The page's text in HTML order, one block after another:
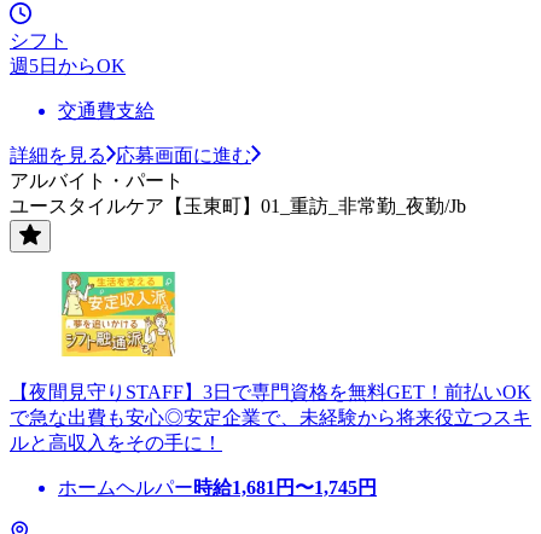
シフト
週5日からOK
交通費支給
詳細を見る
応募画面に進む
アルバイト・パート
ユースタイルケア【玉東町】01_重訪_非常勤_夜勤/Jb
【夜間見守りSTAFF】3日で専門資格を無料GET！前払いOK
で急な出費も安心◎安定企業で、未経験から将来役立つスキ
ルと高収入をその手に！
ホームヘルパー時給1,681 円〜1,745円